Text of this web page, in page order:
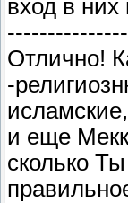
вход в
Отлично!
-
и еще
сколько